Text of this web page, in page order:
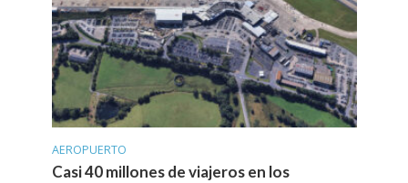
AEROPUERTO
Casi 40 millones de viajeros en los